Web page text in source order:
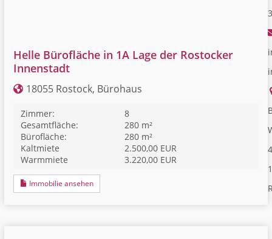
Helle Bürofläche in 1A Lage der Rostocker
Innenstadt
18055 Rostock, Bürohaus
Zimmer:
8
Gesamtfläche:
280 m²
Bürofläche:
280 m²
Kaltmiete
2.500,00 EUR
Warmmiete
3.220,00 EUR
Immobilie ansehen